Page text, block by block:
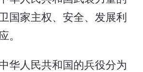
国家主权、安全、发展利
。
人民共和国的兵役分为